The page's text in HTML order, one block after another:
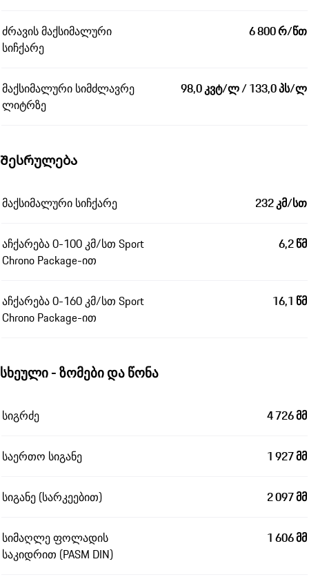
ძრავის მაქსიმალური
სიჩქარე
6 800 რ/წთ
მაქსიმალური სიმძლავრე
ლიტრზე
98,0 კვტ/ლ / 133,0 პს/ლ
Შესრულება
მაქსიმალური სიჩქარე 232 კმ/სთ
აჩქარება 0-100 კმ/სთ Sport
Chrono Package-ით
6,2 წმ
აჩქარება 0-160 კმ/სთ Sport
Chrono Package-ით
16,1 წმ
სხეული - ზომები და წონა
სიგრძე 4 726 მმ
საერთო სიგანე 1 927 მმ
სიგანე (სარკეებით) 2 097 მმ
სიმაღლე ფოლადის
საკიდრით (PASM DIN)
1 606 მმ